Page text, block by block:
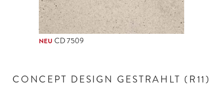
NEU CD 7509
CONCEPT DESIGN GESTRAHLT (R11)